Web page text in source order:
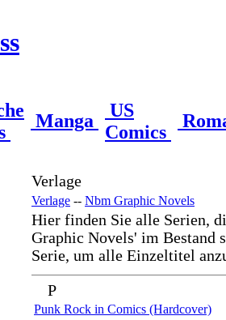
Manga
US
Comics
Verlage
Verlage -- Nbm Graphic Novels
Hier finden Sie alle Serien,
Graphic Novels' im Bestand
Serie, um alle Einzeltitel
P
Punk Rock in Comics (Hardcover)